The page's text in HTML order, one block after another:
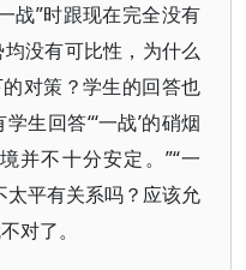
战”时跟现在完全没有
没有可比性，为什么
对策？学生的回答也
生回答“‘一战’的硝烟
并不十分安定。”“一
太平有关系吗？应该允
对了。